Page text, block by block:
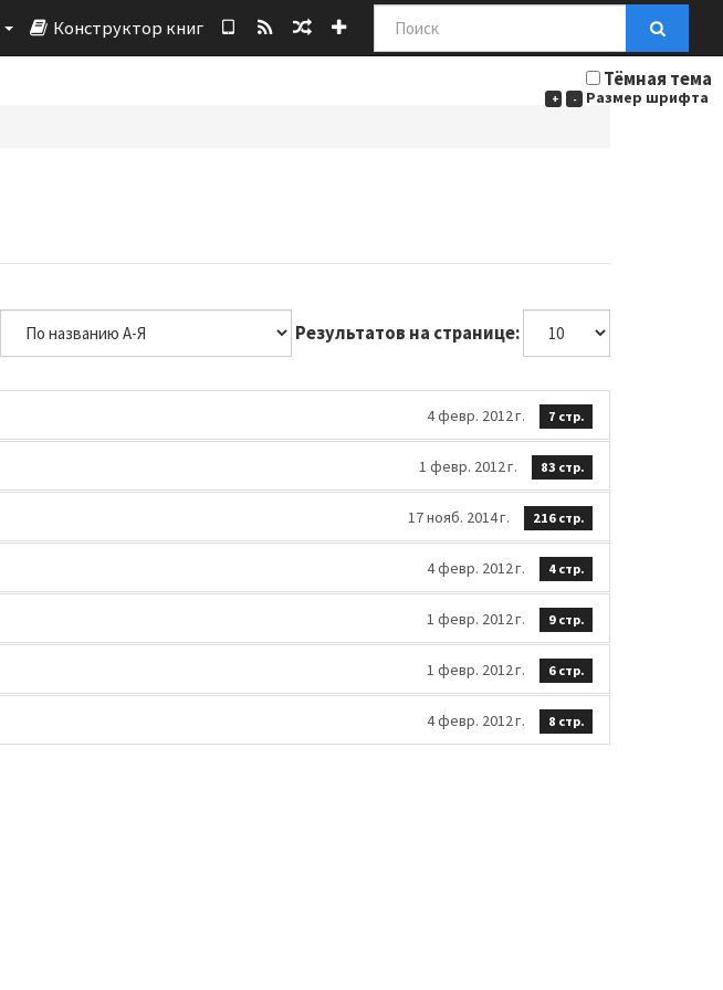
Поиск
Конструктор книг
Тёмная тема
+ - Размер шрифта
Результатов на странице:
4 февр. 2012 г. 7 стр.
1 февр. 2012 г. 83 стр.
17 нояб. 2014 г. 216 стр.
4 февр. 2012 г. 4 стр.
1 февр. 2012 г. 9 стр.
1 февр. 2012 г. 6 стр.
4 февр. 2012 г. 8 стр.